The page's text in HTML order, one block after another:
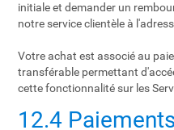
initiale et demander un
notre service clientèle à
Votre achat est associé au
transférable permettant
cette fonctionnalité sur les
12.4